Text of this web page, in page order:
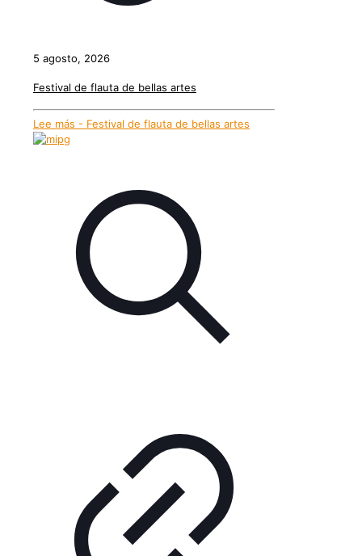
5 agosto, 2026
Festival de flauta de bellas artes
Lee más - Festival de flauta de bellas artes